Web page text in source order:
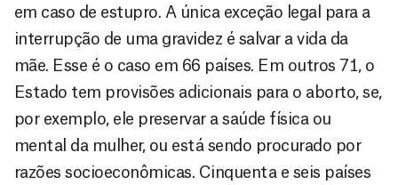
em caso de estupro. A única exceção legal para a
interrupção de uma gravidez é salvar a vida da
mãe. Esse é o caso em 66 países. Em outros 71, o
Estado tem provisões adicionais para o aborto, se,
por exemplo, ele preservar a saúde física ou
mental da mulher, ou está sendo procurado por
razões socioeconômicas. Cinquenta e seis países